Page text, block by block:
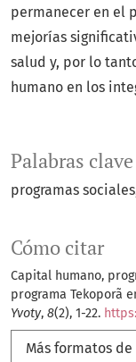
Palabras clave
programas sociales
Cómo citar
Capital humano,
programa Tekoporã
Yvoty, 8(2), 1-22.
Más formatos
permanecer en el
mejorías
salud y, por lo
humano en los